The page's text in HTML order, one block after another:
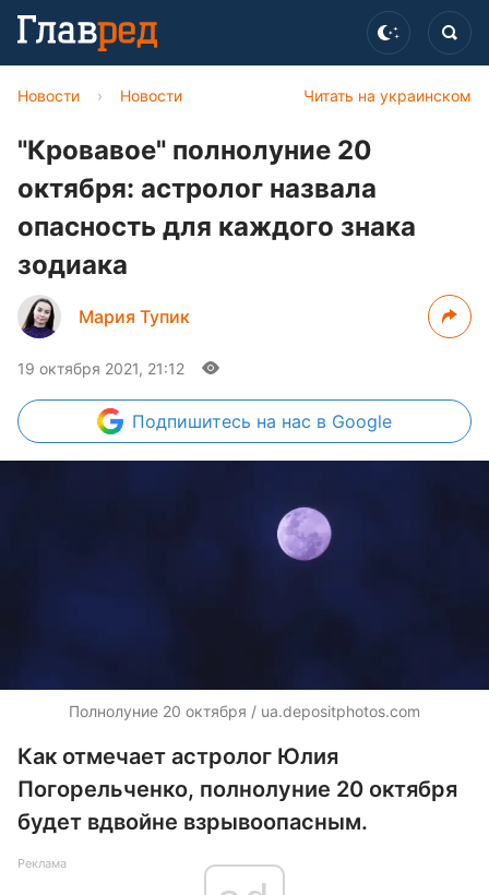
Читать на украинском
Новости › Новости
"Кровавое" полнолуние 20
октября: астролог назвала
опасность для каждого знака
зодиака
Мария Тупик
19 октября 2021, 21:12
Подпишитесь на нас в Google
Полнолуние 20 октября / ua.depositphotos.com
Как отмечает астролог Юлия
Погорельченко, полнолуние 20 октября
будет вдвойне взрывоопасным.
Реклама